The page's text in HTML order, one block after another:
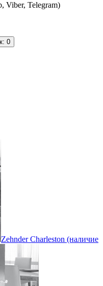
Viber, Telegram)
: 0
Zehnder Charleston (наличие